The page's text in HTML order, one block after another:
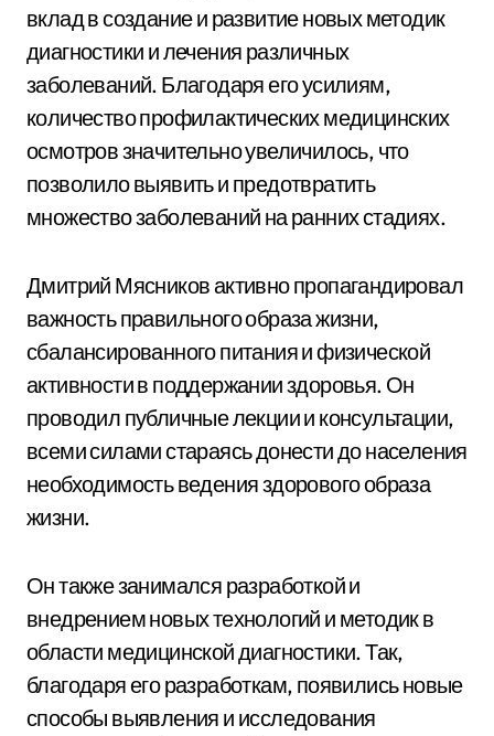
вклад в создание и развитие новых методик
диагностики и лечения различных
заболеваний. Благодаря его усилиям,
количество профилактических медицинских
осмотров значительно увеличилось, что
позволило выявить и предотвратить
множество заболеваний на ранних стадиях.
Дмитрий Мясников активно пропагандировал
важность правильного образа жизни,
сбалансированного питания и физической
активности в поддержании здоровья. Он
проводил публичные лекции и консультации,
всеми силами стараясь донести до населения
необходимость ведения здорового образа
жизни.
Он также занимался разработкой и
внедрением новых технологий и методик в
области медицинской диагностики. Так,
благодаря его разработкам, появились новые
способы выявления и исследования